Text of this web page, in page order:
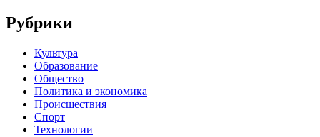
Рубрики
Культура
Образование
Общество
Политика и экономика
Происшествия
Спорт
Технологии